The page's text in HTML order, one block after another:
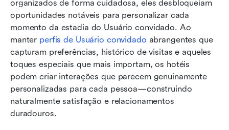
organizados de forma cuidadosa, eles desbloqueiam
oportunidades notáveis para personalizar cada
momento da estadia do Usuário convidado. Ao
manter perfis de Usuário convidado abrangentes que
capturam preferências, histórico de visitas e aqueles
toques especiais que mais importam, os hotéis
podem criar interações que parecem genuinamente
personalizadas para cada pessoa—construindo
naturalmente satisfação e relacionamentos
duradouros.